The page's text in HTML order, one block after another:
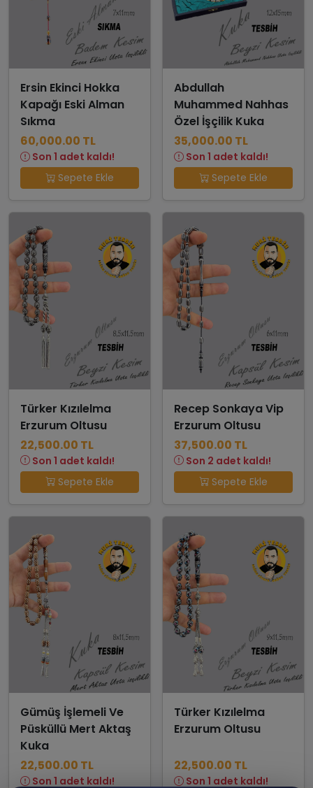
Ersin Ekinci Hokka
Kapağı Eski Alman
Sıkma
60,000.00 TL
Son 1 adet kaldı!
Sepete Ekle
Abdullah
Muhammed Nahhas
Özel İşçilik Kuka
35,000.00 TL
Son 1 adet kaldı!
Sepete Ekle
Türker Kızılelma
Erzurum Oltusu
22,500.00 TL
Son 1 adet kaldı!
Sepete Ekle
Recep Sonkaya Vip
Erzurum Oltusu
37,500.00 TL
Son 2 adet kaldı!
Sepete Ekle
Gümüş İşlemeli Ve
Püsküllü Mert Aktaş
Kuka
22,500.00 TL
Son 1 adet kaldı!
Türker Kızılelma
Erzurum Oltusu
22,500.00 TL
Son 1 adet kaldı!